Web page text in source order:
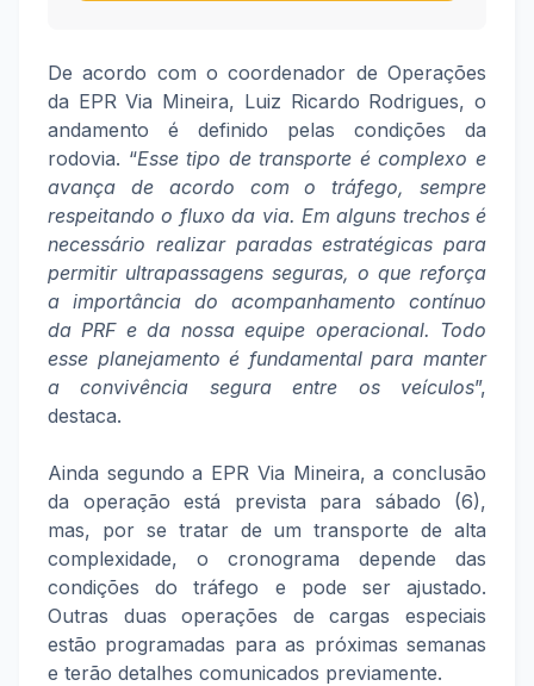
De acordo com o coordenador de Operações
da EPR Via Mineira, Luiz Ricardo Rodrigues, o
andamento é definido pelas condições da
rodovia. “Esse tipo de transporte é complexo e
avança de acordo com o tráfego, sempre
respeitando o fluxo da via. Em alguns trechos é
necessário realizar paradas estratégicas para
permitir ultrapassagens seguras, o que reforça
a importância do acompanhamento contínuo
da PRF e da nossa equipe operacional. Todo
esse planejamento é fundamental para manter
a convivência segura entre os veículos”,
destaca.
Ainda segundo a EPR Via Mineira, a conclusão
da operação está prevista para sábado (6),
mas, por se tratar de um transporte de alta
complexidade, o cronograma depende das
condições do tráfego e pode ser ajustado.
Outras duas operações de cargas especiais
estão programadas para as próximas semanas
e terão detalhes comunicados previamente.